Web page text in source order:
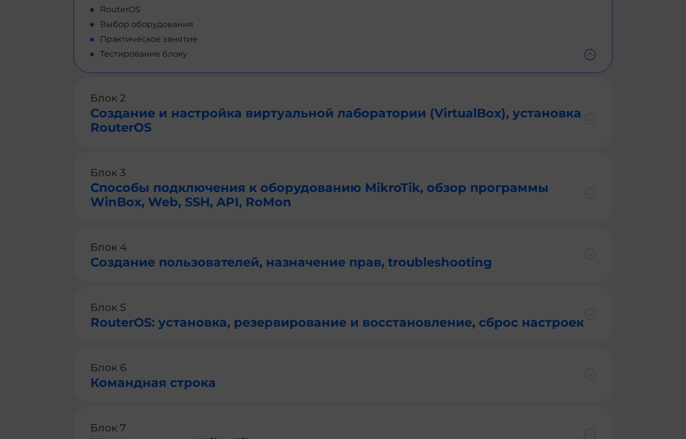
RouterOS
Выбор оборудования
Практическое занятие
Тестирование блоку
Блок 2
Создание и настройка виртуальной лаборатории (VirtualBox), установка
RouterOS
Блок 3
Способы подключения к оборудованию MikroTik, обзор программы
WinBox, Web, SSH, API, RoMon
Блок 4
Создание пользователей, назначение прав, troubleshooting
Блок 5
RouterOS: установка, резервирование и восстановление, сброс настроек
Блок 6
Командная строка
Блок 7